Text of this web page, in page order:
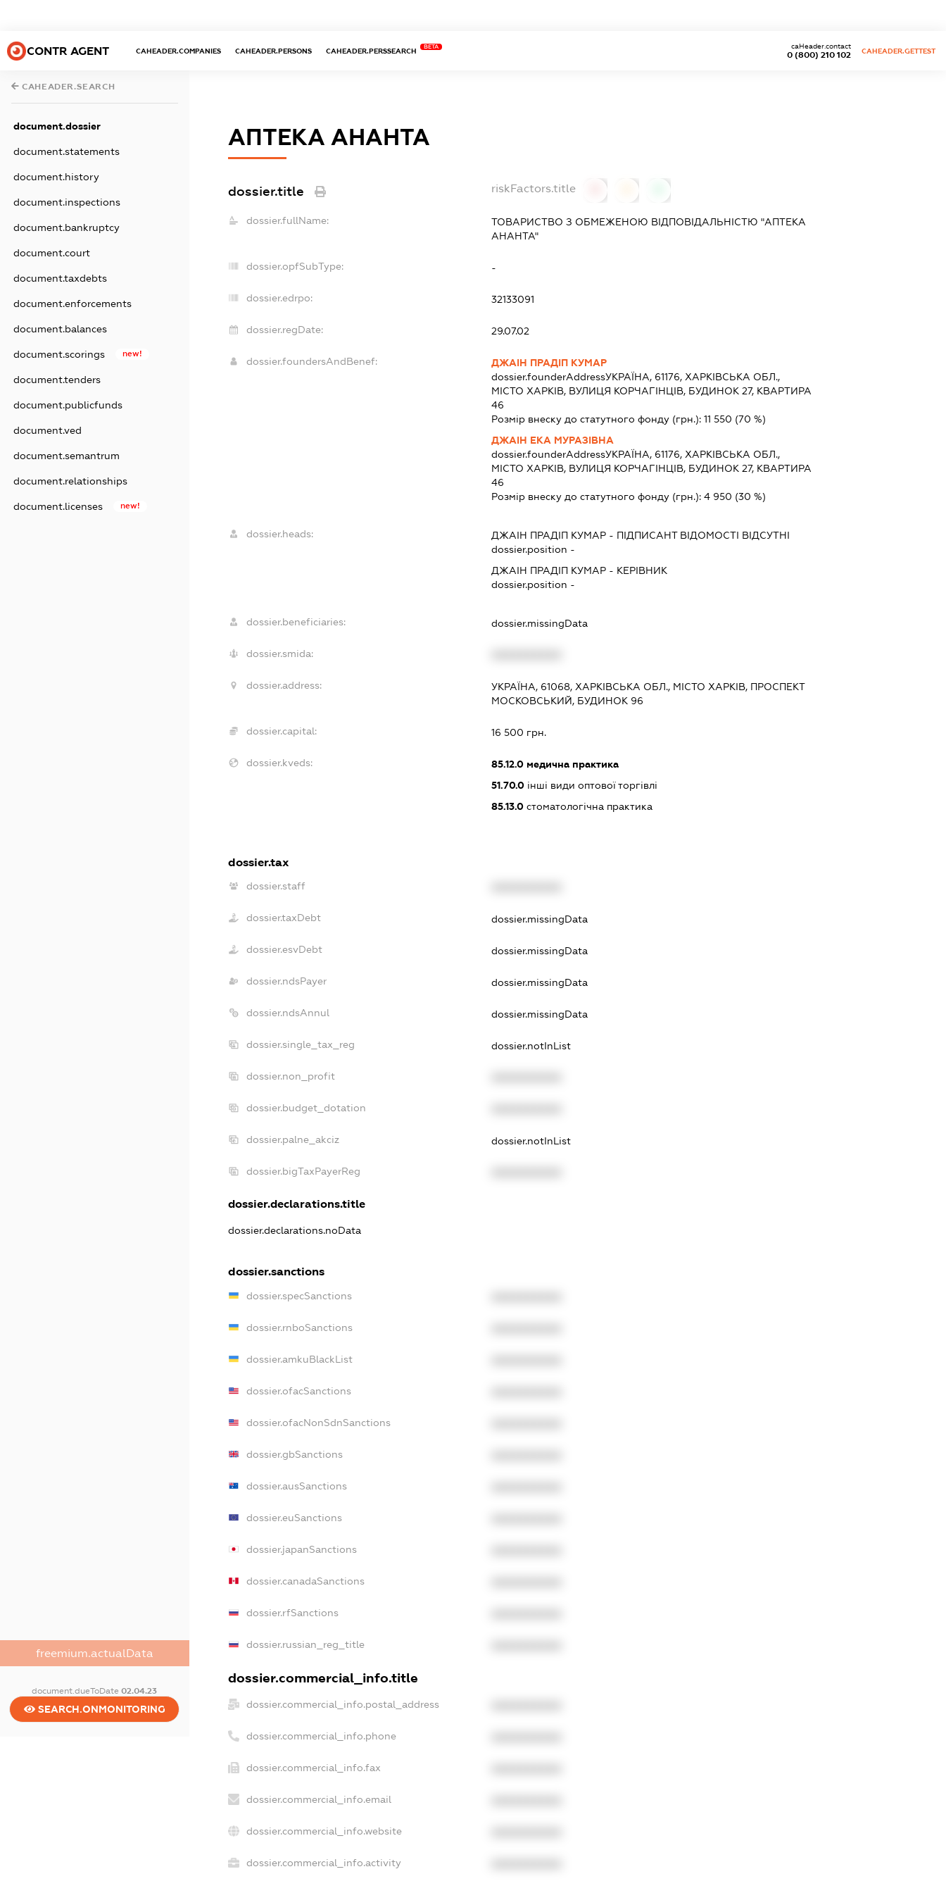
CONTR AGENT CAHEADER.COMPANIES CAHEADER.PERSONS CAHEADER.PERSSEARCH
BETA
0 (800) 210 102
caHeader.contact
CAHEADER.GETTEST
CAHEADER.SEARCH
document.dossier
document.statements
document.history
document.inspections
document.bankruptcy
document.court
document.taxdebts
document.enforcements
document.balances
document.scorings new!
document.tenders
document.publicfunds
document.ved
document.semantrum
document.relationships
document.licenses new!
freemium.actualData
document.dueToDate02.04.23
SEARCH.ONMONITORING
АПТЕКА АНАНТА
dossier.title riskFactors.title
dossier.fullName:
ТОВАРИСТВО З ОБМЕЖЕНОЮ ВІДПОВІДАЛЬНІСТЮ "АПТЕКА
АНАНТА"
dossier.opfSubType: -
dossier.edrpo: 32133091
dossier.regDate: 29.07.02
dossier.foundersAndBenef:
ДЖАІН ПРАДІП КУМАР
dossier.founderAddressУКРАЇНА, 61176, ХАРКІВСЬКА ОБЛ.,
МІСТО ХАРКІВ, ВУЛИЦЯ КОРЧАГІНЦІВ, БУДИНОК 27, КВАРТИРА
46
Розмір внеску до статутного фонду (грн.): 11 550 (70 %)
ДЖАІН ЕКА МУРАЗІВНА
dossier.founderAddressУКРАЇНА, 61176, ХАРКІВСЬКА ОБЛ.,
МІСТО ХАРКІВ, ВУЛИЦЯ КОРЧАГІНЦІВ, БУДИНОК 27, КВАРТИРА
46
Розмір внеску до статутного фонду (грн.): 4 950 (30 %)
dossier.heads: ДЖАІН ПРАДІП КУМАР- ПІДПИСАНТВІДОМОСТІ ВІДСУТНІ
dossier.position -
ДЖАІН ПРАДІП КУМАР- КЕРІВНИК
dossier.position -
dossier.beneficiaries: dossier.missingData
dossier.smida:
dossier.address:
УКРАЇНА, 61068, ХАРКІВСЬКА ОБЛ., МІСТО ХАРКІВ, ПРОСПЕКТ
МОСКОВСЬКИЙ, БУДИНОК 96
dossier.capital: 16 500 грн.
dossier.kveds: 85.12.0медична практика
51.70.0інші види оптової торгівлі
85.13.0стоматологічна практика
dossier.tax
dossier.staff
dossier.taxDebt dossier.missingData
dossier.esvDebt dossier.missingData
dossier.ndsPayer dossier.missingData
dossier.ndsAnnul dossier.missingData
dossier.single_tax_reg dossier.notInList
dossier.non_profit
dossier.budget_dotation
dossier.palne_akciz dossier.notInList
dossier.bigTaxPayerReg
dossier.declarations.title
dossier.declarations.noData
dossier.sanctions
dossier.specSanctions
dossier.rnboSanctions
dossier.amkuBlackList
dossier.ofacSanctions
dossier.ofacNonSdnSanctions
dossier.gbSanctions
dossier.ausSanctions
dossier.euSanctions
dossier.japanSanctions
dossier.canadaSanctions
dossier.rfSanctions
dossier.russian_reg_title
dossier.commercial_info.title
dossier.commercial_info.postal_address
dossier.commercial_info.phone
dossier.commercial_info.fax
dossier.commercial_info.email
dossier.commercial_info.website
dossier.commercial_info.activity